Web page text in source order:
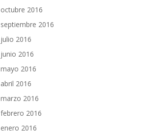
octubre 2016
septiembre 2016
julio 2016
junio 2016
mayo 2016
abril 2016
marzo 2016
febrero 2016
enero 2016